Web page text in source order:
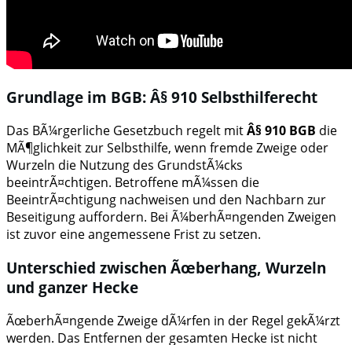
Grundlage im BGB: Â§ 910 Selbsthilferecht
Das BÃ¼rgerliche Gesetzbuch regelt mitÂ§ 910 BGB die
MÃ¶glichkeit zur Selbsthilfe, wenn fremde Zweige oder
Wurzeln die Nutzung des GrundstÃ¼cks
beeintrÃ¤chtigen. Betroffene mÃ¼ssen die
BeeintrÃ¤chtigung nachweisen und den Nachbarn zur
Beseitigung auffordern. Bei Ã¼berhÃ¤ngenden Zweigen
ist zuvor eine angemessene Frist zu setzen.
Unterschied zwischen Ãœberhang, Wurzeln
und ganzer Hecke
ÃœberhÃ¤ngende Zweige dÃ¼rfen in der Regel gekÃ¼rzt
werden. Das Entfernen der gesamten Hecke ist nicht